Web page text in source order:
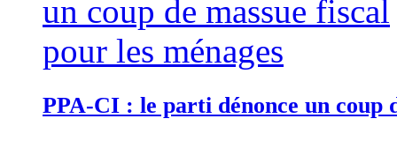
PPA-CI : le parti dénonce un coup